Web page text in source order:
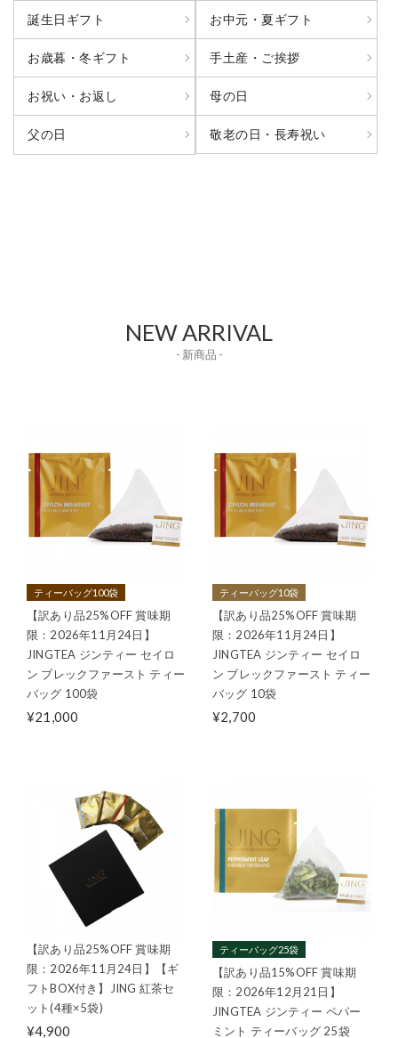
誕生日ギフト お中元・夏ギフト
お歳暮・冬ギフト 手土産・ご挨拶
お祝い・お返し 母の日
父の日 敬老の日・長寿祝い
NEW ARRIVAL
- 新商品 -
ティーバッグ100袋
【訳あり品25%OFF 賞味期
限：2026年11月24日】
JINGTEA ジンティー セイロ
ン ブレックファースト ティー
バッグ 100袋
¥21,000
ティーバッグ10袋
【訳あり品25%OFF 賞味期
限：2026年11月24日】
JINGTEA ジンティー セイロ
ン ブレックファースト ティー
バッグ 10袋
¥2,700
【訳あり品25%OFF 賞味期
限：2026年11月24日】【ギ
フトBOX付き】JING 紅茶セ
ット(4種×5袋)
¥4,900
ティーバッグ25袋
【訳あり品15%OFF 賞味期
限：2026年12月21日】
JINGTEA ジンティー ペパー
ミント ティーバッグ 25袋